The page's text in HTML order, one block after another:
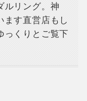
ルリング。神
ます直営店もし
っくりとご覧下